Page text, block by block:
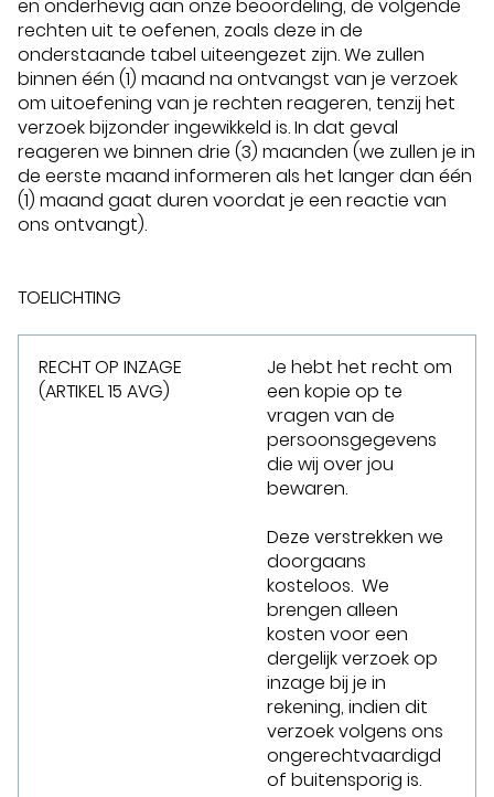
en onderhevig aan onze beoordeling, de volgende
rechten uit te oefenen, zoals deze in de
onderstaande tabel uiteengezet zijn. We zullen
binnen één (1) maand na ontvangst van je verzoek
om uitoefening van je rechten reageren, tenzij het
verzoek bijzonder ingewikkeld is. In dat geval
reageren we binnen drie (3) maanden (we zullen je in
de eerste maand informeren als het langer dan één
(1) maand gaat duren voordat je een reactie van
ons ontvangt).
TOELICHTING
RECHT OP INZAGE
(ARTIKEL 15 AVG)
Je hebt het recht om
een kopie op te
vragen van de
persoonsgegevens
die wij over jou
bewaren.
Deze verstrekken we
doorgaans
kosteloos. We
brengen alleen
kosten voor een
dergelijk verzoek op
inzage bij je in
rekening, indien dit
verzoek volgens ons
ongerechtvaardigd
of buitensporig is.